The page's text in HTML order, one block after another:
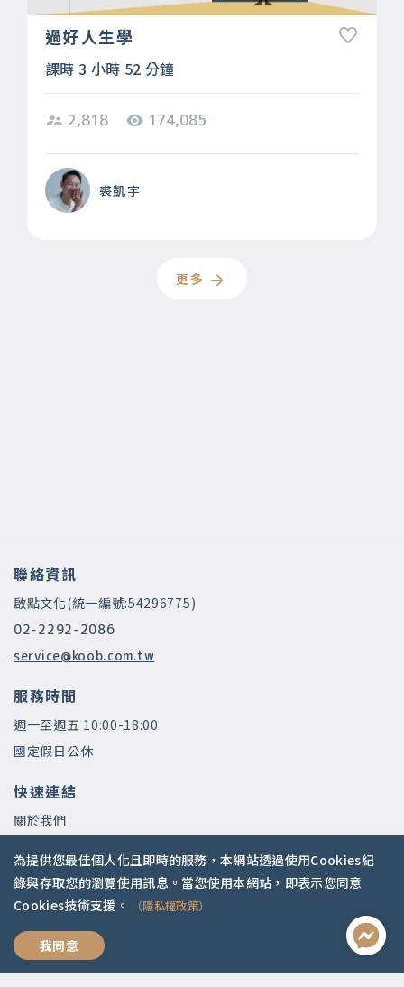
過好人生學
過好人生學
課時 3 小時 52 分鐘
2,818 174,085
裘凱宇
更多
聯絡資訊
啟點文化(統一編號:54296775)
02-2292-2086
service@koob.com.tw
服務時間
週一至週五 10:00-18:00
國定假日公休
快速連結
關於我們
師資陣容
社群媒體
Apple Podcasts Google Podcasts
為提供您最佳個人化且即時的服務，本網站透過使用Cookies紀
錄與存取您的瀏覽使用訊息。當您使用本網站，即表示您同意
Cookies技術支援。
（隱私權政策）
我同意